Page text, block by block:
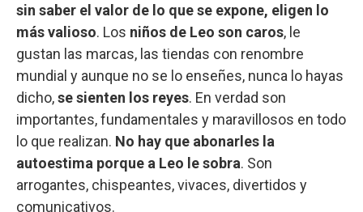
sin saber el valor de lo que se expone, eligen lo
más valioso. Los niños de Leo son caros, le
gustan las marcas, las tiendas con renombre
mundial y aunque no se lo enseñes, nunca lo hayas
dicho,se sienten los reyes. En verdad son
importantes, fundamentales y maravillosos en todo
lo que realizan. No hay que abonarles la
autoestima porque a Leo le sobra. Son
arrogantes, chispeantes, vivaces, divertidos y
comunicativos.